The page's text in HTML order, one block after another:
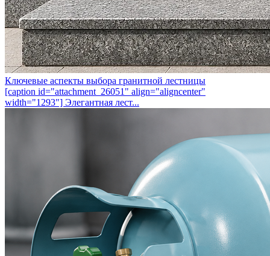
Ключевые аспекты выбора гранитной лестницы
[caption id="attachment_26051" align="aligncenter"
width="1293"] Элегантная лест...